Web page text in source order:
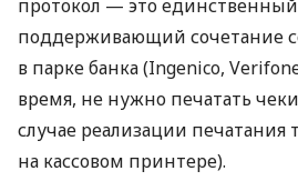
протокол — это
поддерживающий сочетание
в парке банка (Ingenico,
время, не нужно печатать
случае реализации печатания
на кассовом принтере).